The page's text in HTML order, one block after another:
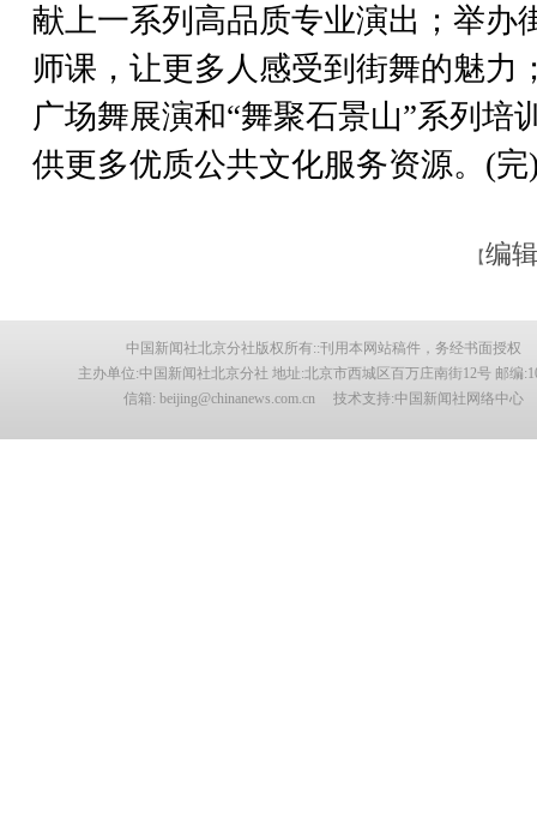
献上一系列高品质专业演出；举办
师课，让更多人感受到街舞的魅力
广场舞展演和“舞聚石景山”系列培
供更多优质公共文化服务资源。(完
【编
中国新闻社北京分社版权所有::刊用本网站稿件，务经书面授权
主办单位:中国新闻社北京分社 地址:北京市西城区百万庄南街12号 邮编
信箱: beijing@chinanews.com.cn 技术支持:中国新闻社网络中心